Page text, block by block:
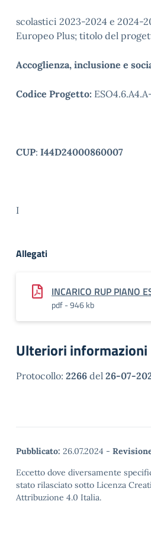
scolastici 2023-2024 e 2024-
Europeo Plus; titolo del
Accoglienza, inclusione e
Codice Progetto:
CUP: I44D24000860007
I
Allegati
INCARICO RUP PIANO
pdf - 946 kb
Ulteriori informazioni
Protocollo: 2266 del 26-07-
Pubblicato: 26.07.2024 -
Eccetto dove diversamente
stato rilasciato sotto Licenza
Attribuzione 4.0 Italia.